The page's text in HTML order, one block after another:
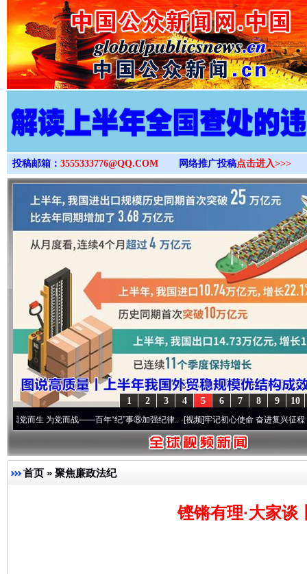
>
投稿邮箱： 3555333776@QQ.COM 网络推广投稿点击进入>>>
10
9
8
7
6
5
4
3
2
1
为党而战——百年“纪”事⑧加强纪律..·[视频]牢记初心使命 奋进复兴征程丨“转折之城
首页 » 聚焦廉政法纪
铿锵有理·大家谈